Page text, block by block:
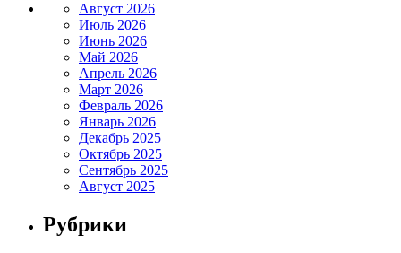
Август 2026
Июль 2026
Июнь 2026
Май 2026
Апрель 2026
Март 2026
Февраль 2026
Январь 2026
Декабрь 2025
Октябрь 2025
Сентябрь 2025
Август 2025
Рубрики